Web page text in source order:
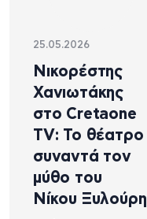
25.05.2026
Νικορέστης
Χανιωτάκης
στο Cretaone
TV: Το θέατρο
συναντά τον
μύθο του
Νίκου Ξυλούρη